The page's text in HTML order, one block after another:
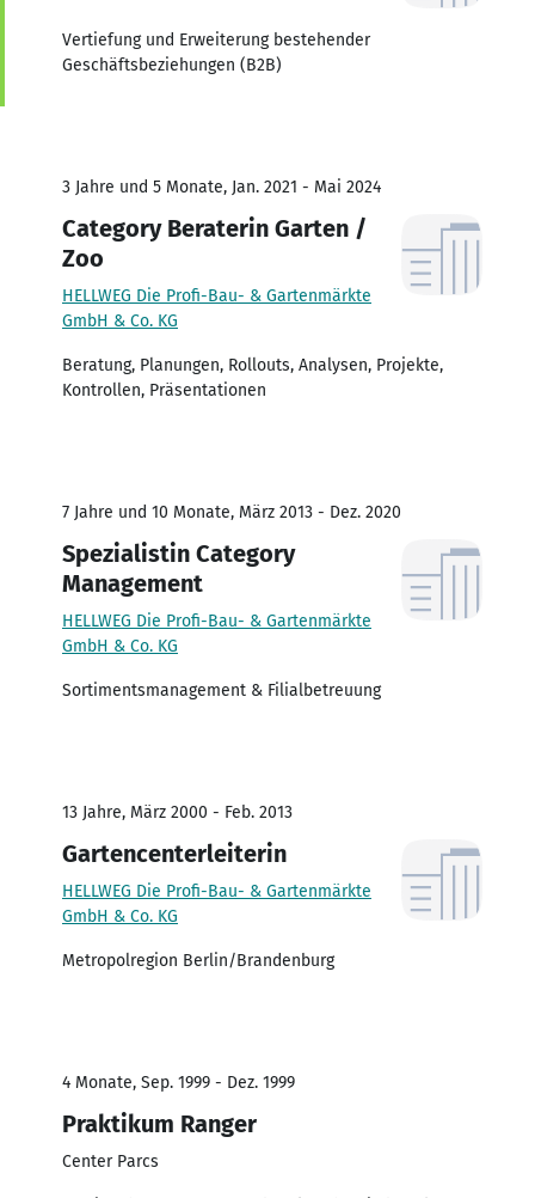
Vertiefung und Erweiterung bestehender
Geschäftsbeziehungen (B2B)
3 Jahre und 5 Monate, Jan. 2021 - Mai 2024
Category Beraterin Garten /
Zoo
HELLWEG Die Profi-Bau- & Gartenmärkte
GmbH & Co. KG
Beratung, Planungen, Rollouts, Analysen, Projekte,
Kontrollen, Präsentationen
7 Jahre und 10 Monate, März 2013 - Dez. 2020
Spezialistin Category
Management
HELLWEG Die Profi-Bau- & Gartenmärkte
GmbH & Co. KG
Sortimentsmanagement & Filialbetreuung
13 Jahre, März 2000 - Feb. 2013
Gartencenterleiterin
HELLWEG Die Profi-Bau- & Gartenmärkte
GmbH & Co. KG
Metropolregion Berlin/Brandenburg
4 Monate, Sep. 1999 - Dez. 1999
Praktikum Ranger
Center Parcs